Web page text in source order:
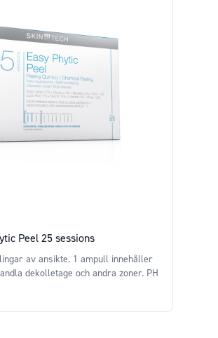
Peel 25 sessions
av ansikte. 1 ampull innehåller
dekolletage och andra zoner. PH